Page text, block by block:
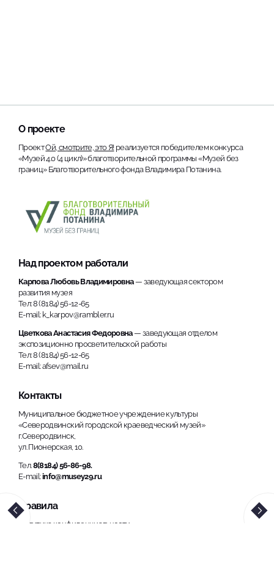
О проекте
ПроектОй, смотрите, это Я! реализуется победителем конкурса
«Музей 4.0 (4 цикл)» благотворительной программы «Музей без
границ» Благотворительного фонда Владимира Потанина.
Над проектом работали
Карпова Любовь Владимировна— заведующая сектором
развития музея
Тел: 8 (8184) 56-12-65
E-mail: k_karpov@rambler.ru
Цветкова Анастасия Федоровна— заведующая отделом
экспозиционно просветительской работы
Тел: 8 (8184) 56-12-65
E-mail: afsev@mail.ru
Контакты
Муниципальное бюджетное учреждение культуры
«Северодвинский городской краеведческий музей»
г.Северодвинск,
ул. Пионерская, 10.
Тел.8(8184) 56-86-98.
E-mail:info@musey29.ru
Правила
Политика конфиденциальности